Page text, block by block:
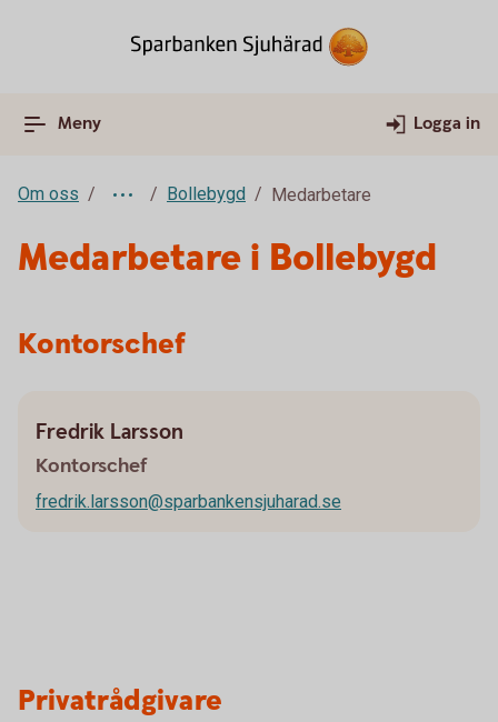
Meny Logga in
Om oss Bollebygd Medarbetare
Medarbetare i Bollebygd
Kontorschef
Fredrik Larsson
Kontorschef
fredrik.larsson@sparbankensjuharad.se
Privatrådgivare